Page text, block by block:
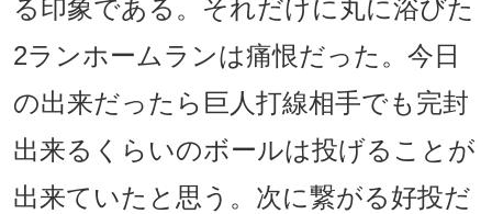
る印象である。それだけに丸に浴びた
2ランホームランは痛恨だった。今日
の出来だったら巨人打線相手でも完封
出来るくらいのボールは投げることが
出来ていたと思う。次に繋がる好投だ